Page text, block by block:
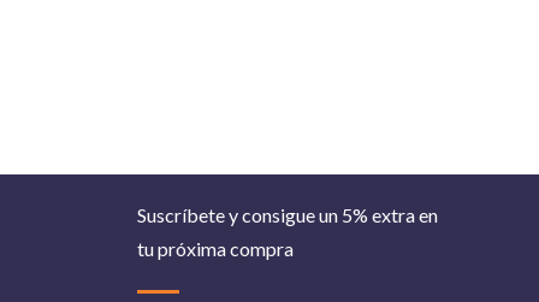
Suscríbete y consigue un 5% extra en
tu próxima compra